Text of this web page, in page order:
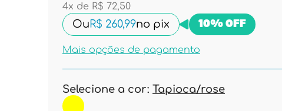
4x de R$ 72,50
Ou R$ 260,99no pix 10% OFF
Mais opções de pagamento
Selecione a cor: Tapioca/rose